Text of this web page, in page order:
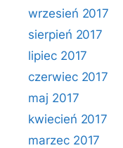
wrzesień 2017
sierpień 2017
lipiec 2017
czerwiec 2017
maj 2017
kwiecień 2017
marzec 2017